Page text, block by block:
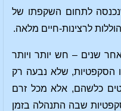
לתחום השקפתו של
לרצינות-חיים מלאה.
שנים – חש יותר ויותר
הסקפטיות, שלא נבעה רק
כלשהם, אלא מכל זרם
שבה התנהלה בזמן